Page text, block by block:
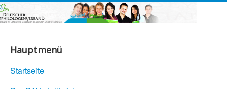
Hauptmenü
Startseite